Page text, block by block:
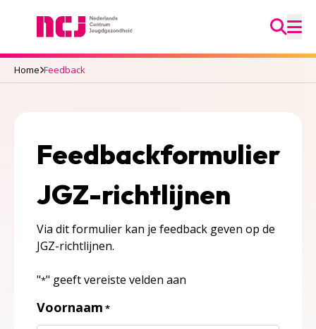
Ga
Home Feedback
Feedbackformulier
JGZ-richtlijnen
Via dit formulier kan je feedback geven op de
JGZ-richtlijnen.
"*" geeft vereiste velden aan
Voornaam *